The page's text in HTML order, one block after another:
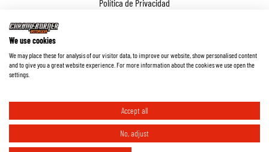
Política de Privacidad
©2026ChromeBurner - Todos los derechos reservados.
We use cookies
We may place these for analysis of our visitor data, to improve our website, show personalised content
and to give you a great website experience. For more information about the cookies we use open the
settings.
Accept all
No, adjust